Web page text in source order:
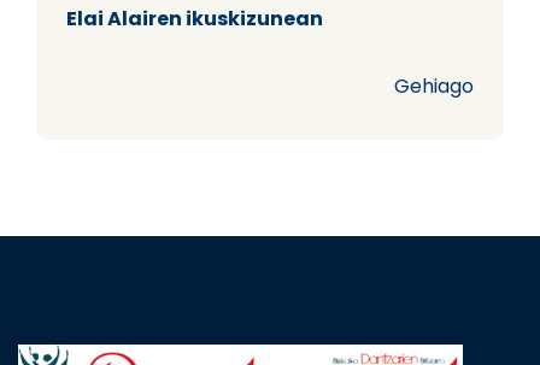
Elai Alairen ikuskizunean
Gehiago